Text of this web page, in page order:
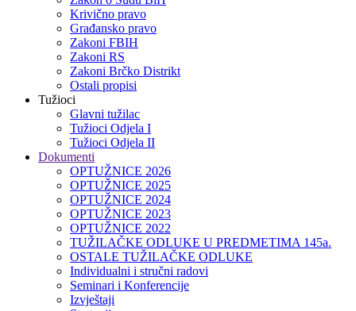
Krivično pravo
Građansko pravo
Zakoni FBIH
Zakoni RS
Zakoni Brčko Distrikt
Ostali propisi
Tužioci
Glavni tužilac
Tužioci Odjela I
Tužioci Odjela II
Dokumenti
OPTUŽNICE 2026
OPTUŽNICE 2025
OPTUŽNICE 2024
OPTUŽNICE 2023
OPTUŽNICE 2022
TUŽILAČKE ODLUKE U PREDMETIMA 145a.
OSTALE TUŽILAČKE ODLUKE
Individualni i stručni radovi
Seminari i Konferencije
Izvještaji